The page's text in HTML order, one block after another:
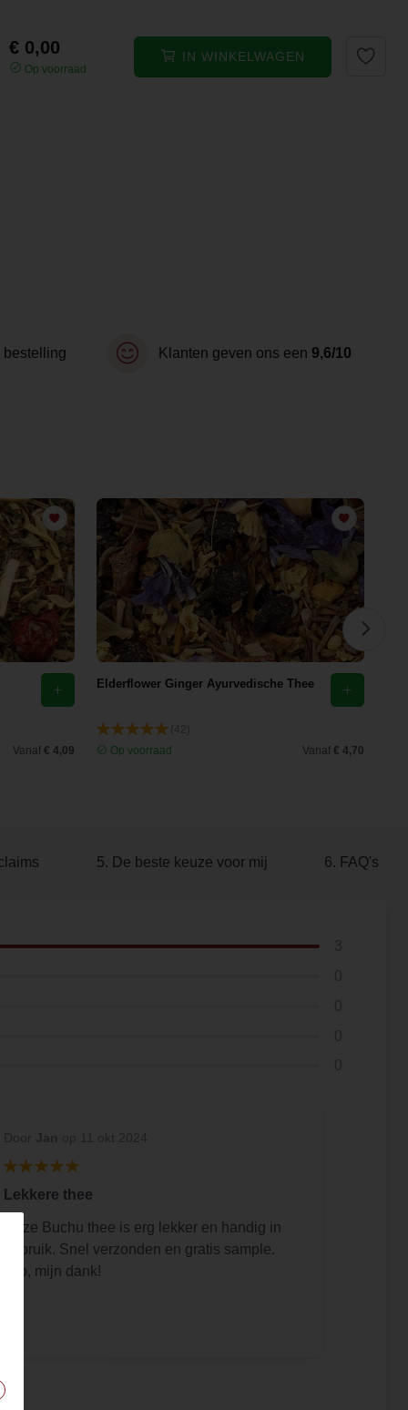
€ 0,00
Op voorraad
IN WINKELWAGEN
bestelling Klanten geven ons een 9,6/10
Vanaf € 4,09
Elderflower Ginger Ayurvedische Thee
Op voorraad
Vanaf € 4,70
5. De beste keuze voor mij 6. FAQ's
Lekkere thee
Deze Buchu thee is erg lekker en handig in
gebruik. Snel verzonden en gratis sample.
Top, mijn dank!